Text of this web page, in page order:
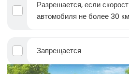
Разрешается, если
автомобиля не более 30
Запрещается